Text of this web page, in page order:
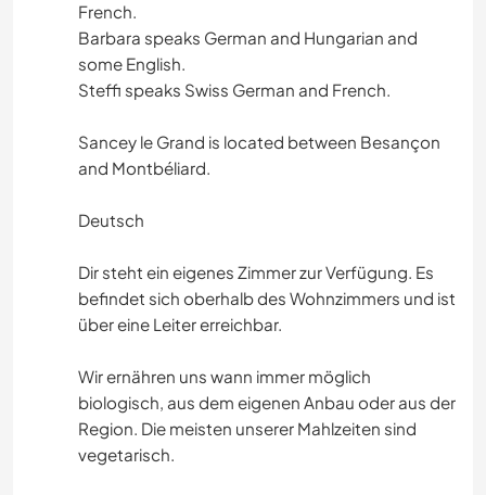
French.
Barbara speaks German and Hungarian and
some English.
Steffi speaks Swiss German and French.
Sancey le Grand is located between Besançon
and Montbéliard.
Deutsch
Dir steht ein eigenes Zimmer zur Verfügung. Es
befindet sich oberhalb des Wohnzimmers und ist
über eine Leiter erreichbar.
Wir ernähren uns wann immer möglich
biologisch, aus dem eigenen Anbau oder aus der
Region. Die meisten unserer Mahlzeiten sind
vegetarisch.